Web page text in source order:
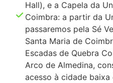
Hall), e a Capela da
Coimbra: a partir da
passaremos pela Sé
Santa Maria de
Escadas de Quebra
Arco de Almedina,
acesso à cidade baixa